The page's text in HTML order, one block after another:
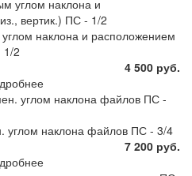
наклона и расположением
1/2
4 500 руб.
углом наклона файлов ПС - 3/4
7 200 руб.